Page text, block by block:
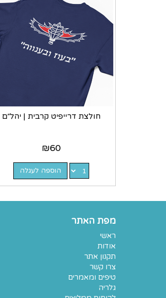
חולצת דרייפיט קרבית | יהל״ם
₪60
הוספה לעגלה
מפת האתר
ראשי
אודות
תקנון אתר
צרו קשר
טיפים ומאמרים
גלריה